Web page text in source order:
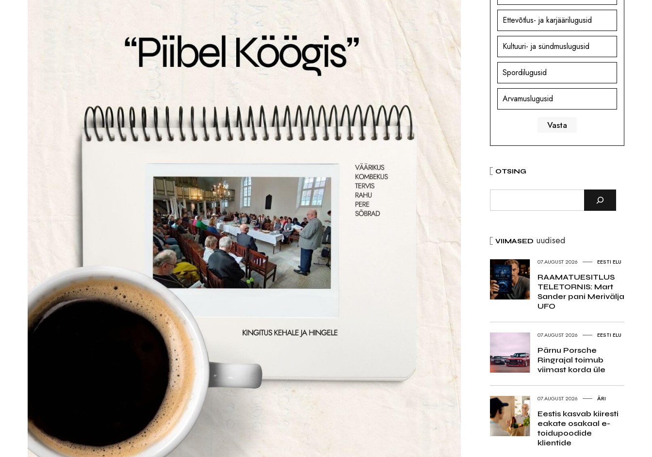
Ettevõtlus- ja karjäärilugusid
Kultuuri- ja sündmuslugusid
Spordilugusid
Arvamuslugusid
OTSING
VIIMASED uudised
07.AUGUST 2026 EESTI ELU
RAAMATUESITLUS
TELETORNIS: Mart
Sander pani Merivälja
UFO
07.AUGUST 2026 EESTI ELU
Pärnu Porsche
Ringrajal toimub
viimast korda üle
07.AUGUST 2026 ÄRI
Eestis kasvab kiiresti
eakate osakaal e-
toidupoodide
klientide